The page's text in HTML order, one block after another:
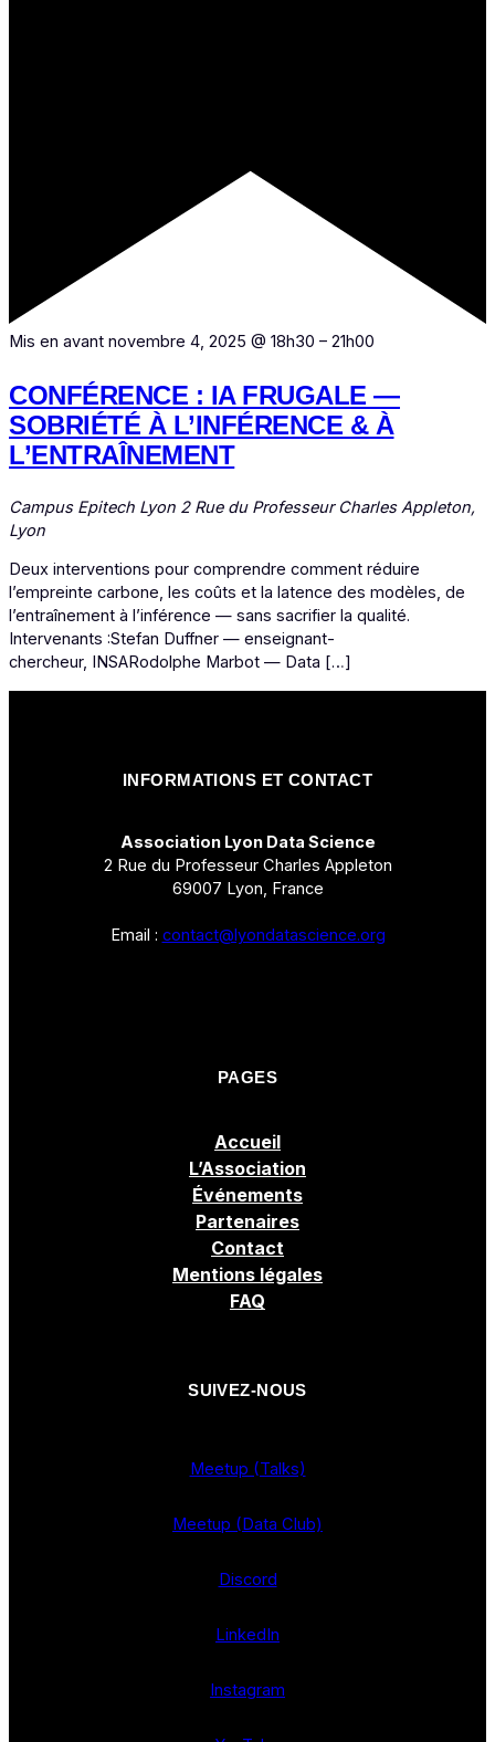
Mis en avant novembre 4, 2025 @ 18h30 – 21h00
CONFÉRENCE : IA FRUGALE —
SOBRIÉTÉ À L’INFÉRENCE & À
L’ENTRAÎNEMENT
Campus Epitech Lyon 2 Rue du Professeur Charles Appleton,
Lyon
Deux interventions pour comprendre comment réduire
l’empreinte carbone, les coûts et la latence des modèles, de
l’entraînement à l’inférence — sans sacrifier la qualité.
Intervenants :Stefan Duffner — enseignant-
chercheur, INSARodolphe Marbot — Data […]
INFORMATIONS ET CONTACT
Association Lyon Data Science
2 Rue du Professeur Charles Appleton
69007 Lyon, France
Email : contact@lyondatascience.org
PAGES
Accueil
L’Association
Événements
Partenaires
Contact
Mentions légales
FAQ
SUIVEZ-NOUS
Meetup (Talks)
Meetup (Data Club)
Discord
LinkedIn
Instagram